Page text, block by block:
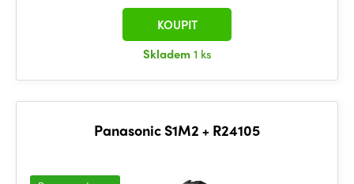
Skladem1 ks
KOUPIT
Panasonic S1M2 + R24105